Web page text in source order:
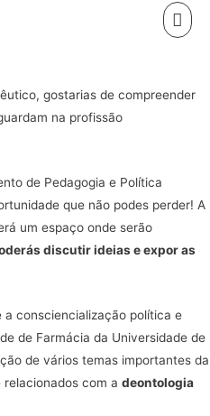
gostarias de compreender
na profissão
de Pedagogia e Política
que não podes perder! A
um espaço onde serão
discutir ideias e expor as
consciencialização política e
de Farmácia da Universidade de
de vários temas importantes da
com a deontologia